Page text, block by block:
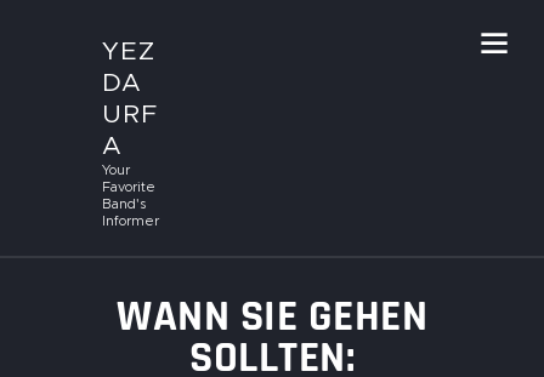
YEZ
DA
URF
A
Your
Favorite
Band's
Informer
WANN SIE GEHEN
SOLLTEN: